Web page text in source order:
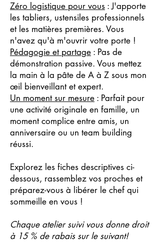
Zéro logistique pour vous : J'apporte
les tabliers, ustensiles professionnels
et les matières premières. Vous
n'avez qu'à m'ouvrir votre porte !
Pédagogie et partage : Pas de
démonstration passive. Vous mettez
la main à la pâte de A à Z sous mon
œil bienveillant et expert.
Un moment sur mesure : Parfait pour
une activité originale en famille, un
moment complice entre amis, un
anniversaire ou un team building
réussi.
Explorez les fiches descriptives ci-
dessous, rassemblez vos proches et
préparez-vous à libérer le chef qui
sommeille en vous !
Chaque atelier suivi vous donne droit
à 15 % de rabais sur le suivant!